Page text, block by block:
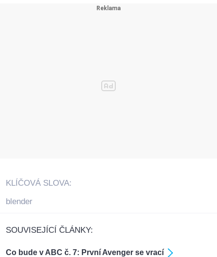
KLÍČOVÁ SLOVA:
blender
SOUVISEJÍCÍ ČLÁNKY:
Co bude v ABC č. 7: První Avenger se vrací